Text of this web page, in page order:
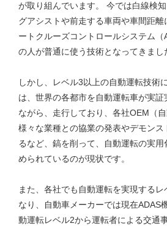
が取り組んでいます。 今では白線検
グアシストや前走する車両や車間距
ートクルーズコントロールシステム
の人が普通に使う技術となってきまし
しかし、レベル3以上の自動運転技術
は、世界の各都市を自動運転車が実
ながら、走行しており、各社OEM（
様々な業種との協業の発表やデモン
るなど、鎬を削って、自動運転の実
められているのが現状です。
また、各社でも自動運転を実現する
なり、自動車メーカーでは現在ADAS
動運転レベル2から運転者による交通